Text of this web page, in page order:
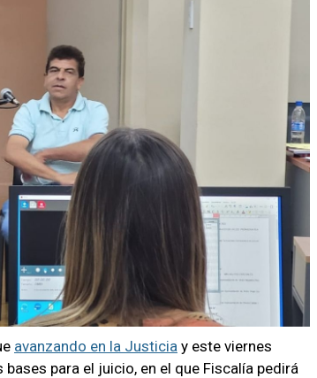
avanzando en la Justicia y este viernes
para el juicio, en el que Fiscalía pedirá